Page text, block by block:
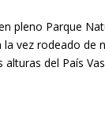
pleno Parque
vez rodeado de
del País